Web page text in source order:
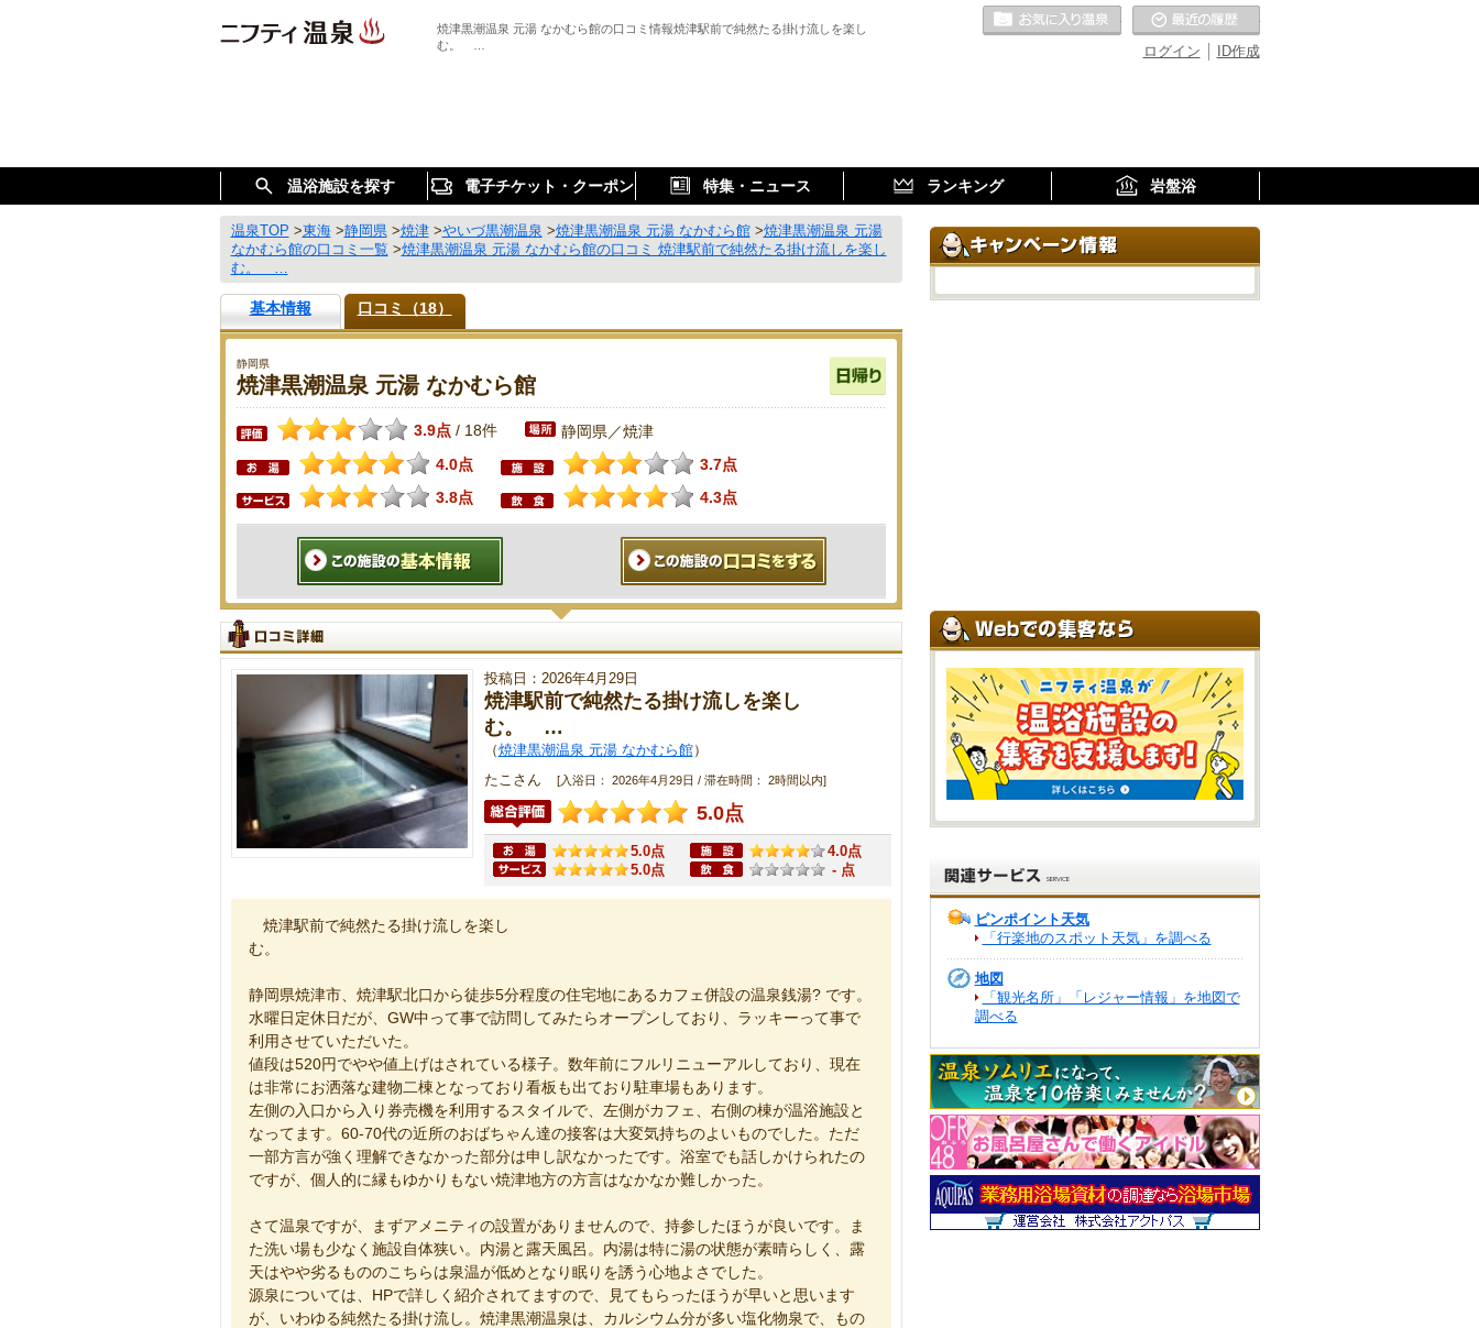
焼津黒潮温泉 元湯 なかむら館の口コミ情報焼津駅前で純然たる掛け流しを楽し
む。 …
ID作成
ログイン
お気に入りの温泉
温浴施設を探す 電子チケット・クーポン 特集・ニュース ランキング 岩盤浴
温泉TOP >東海>静岡県>焼津>やいづ黒潮温泉 >焼津黒潮温泉 元湯 なかむら館>焼津黒潮温泉 元湯
なかむら館の口コミ一覧 >焼津黒潮温泉 元湯 なかむら館の口コミ 焼津駅前で純然たる掛け流しを楽し
む。 …
基本情報 口コミ（18）
静岡県
焼津黒潮温泉 元湯 なかむら館
3.9点 / 18件 静岡県／焼津
4.0点
3.7点
3.8点
4.3点
投稿日：2026年4月29日
焼津駅前で純然たる掛け流しを楽し
む。 …
（焼津黒潮温泉 元湯 なかむら館）
たこさん
[入浴日： 2026年4月29日 / 滞在時間： 2時間以内]
5.0点
5.0点
4.0点
5.0点
- 点
焼津駅前で純然たる掛け流しを楽し
む。
静岡県焼津市、焼津駅北口から徒歩5分程度の住宅地にあるカフェ併設の温泉銭湯? です。
水曜日定休日だが、GW中って事で訪問してみたらオープンしており、ラッキーって事で
利用させていただいた。
値段は520円でやや値上げはされている様子。数年前にフルリニューアルしており、現在
は非常にお洒落な建物二棟となっており看板も出ており駐車場もあります。
左側の入口から入り券売機を利用するスタイルで、左側がカフェ、右側の棟が温浴施設と
なってます。60-70代の近所のおばちゃん達の接客は大変気持ちのよいものでした。ただ
一部方言が強く理解できなかった部分は申し訳なかったです。浴室でも話しかけられたの
ですが、個人的に縁もゆかりもない焼津地方の方言はなかなか難しかった。
さて温泉ですが、まずアメニティの設置がありませんので、持参したほうが良いです。ま
た洗い場も少なく施設自体狭い。内湯と露天風呂。内湯は特に湯の状態が素晴らしく、露
天はやや劣るもののこちらは泉温が低めとなり眠りを誘う心地よさでした。
源泉については、HPで詳しく紹介されてますので、見てもらったほうが早いと思います
が、いわゆる純然たる掛け流し。焼津黒潮温泉は、カルシウム分が多い塩化物泉で、もの
ピンポイント天気
「行楽地のスポット天気」を調べる
地図
「観光名所」「レジャー情報」を地図で
調べる